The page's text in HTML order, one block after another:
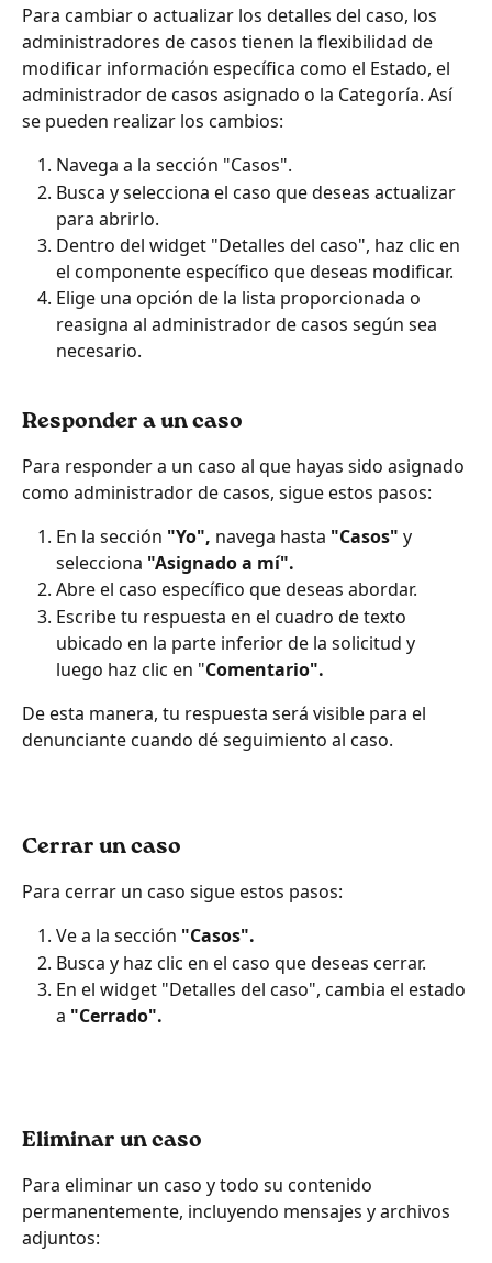
Para cambiar o actualizar los detalles del caso, los
administradores de casos tienen la flexibilidad de
modificar información específica como el Estado, el
administrador de casos asignado o la Categoría. Así
se pueden realizar los cambios:
Navega a la sección "Casos".
Busca y selecciona el caso que deseas actualizar
para abrirlo.
Dentro del widget "Detalles del caso", haz clic en
el componente específico que deseas modificar.
Elige una opción de la lista proporcionada o
reasigna al administrador de casos según sea
necesario.
Responder a un caso
Para responder a un caso al que hayas sido asignado
como administrador de casos, sigue estos pasos:
En la sección "Yo", navega hasta "Casos" y
selecciona "Asignado a mí".
Abre el caso específico que deseas abordar.
Escribe tu respuesta en el cuadro de texto
ubicado en la parte inferior de la solicitud y
luego haz clic en "Comentario".
De esta manera, tu respuesta será visible para el
denunciante cuando dé seguimiento al caso.
Cerrar un caso
Para cerrar un caso sigue estos pasos:
Ve a la sección "Casos".
Busca y haz clic en el caso que deseas cerrar.
En el widget "Detalles del caso", cambia el estado
a "Cerrado".
Eliminar un caso
Para eliminar un caso y todo su contenido
permanentemente, incluyendo mensajes y archivos
adjuntos: